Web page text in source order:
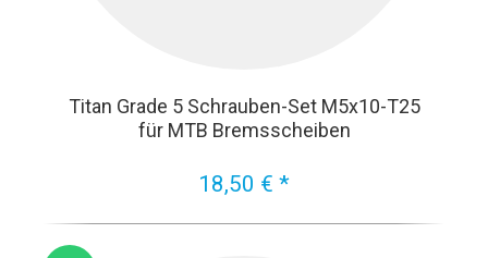
Titan Grade 5 Schrauben-Set M5x10-T25
für MTB Bremsscheiben
18,50 € *